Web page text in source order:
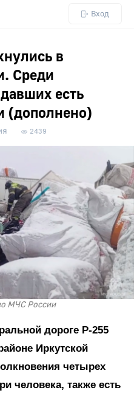
Вход
в
Среди
есть
(дополнено)
2439
МЧС России
дороге Р-255
Иркутской
четырех
человека, также есть